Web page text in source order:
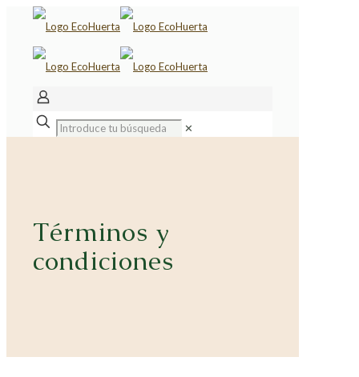
✕
Términos y
condiciones